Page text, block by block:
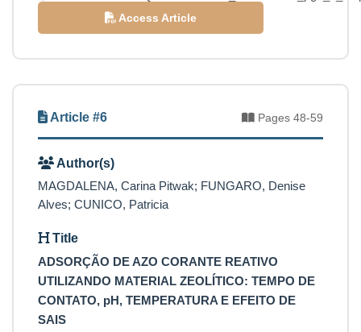
Access Article
Article #6 Pages 48-59
Author(s)
MAGDALENA, Carina Pitwak; FUNGARO, Denise
Alves; CUNICO, Patricia
Title
ADSORÇÃO DE AZO CORANTE REATIVO
UTILIZANDO MATERIAL ZEOLÍTICO: TEMPO DE
CONTATO, pH, TEMPERATURA E EFEITO DE
SAIS